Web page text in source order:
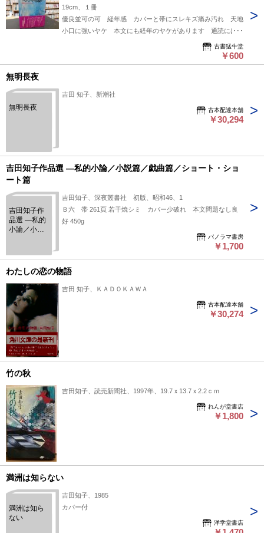
19cm、１冊
優良並可の可 経年感 カバーと帯にスレキズ痛み汚れ 天地
小口に強いヤケ 本文にも経年のヤケがあります 通読には差
古書猛牛堂
￥600
無明長夜
無明長夜
吉田 知子、新潮社
古本配達本舗
￥30,294
吉田知子作品選 —私的小論／小説篇／戯曲篇／ショート・ショ
ート篇
吉田知子作
品選 —私的
小論／小説
ト・ショー
ト篇
吉田知子、深夜叢書社 初版、昭和46、1
Ｂ六 帯 261頁 若干焼シミ カバー少破れ 本文問題なし良
好 450g
パノラマ書房
￥1,700
わたしの恋の物語
吉田 知子、ＫＡＤＯＫＡＷＡ
古本配達本舗
￥30,274
竹の秋
吉田知子、読売新聞社、1997年、19.7ｘ13.7ｘ2.2ｃｍ
れんが堂書店
￥1,800
満洲は知らない
満洲は知ら
ない
吉田知子、1985
カバー付
洋学堂書店